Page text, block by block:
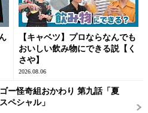
【キャベツ】プロならなんでも
おいしい飲み物にできる説【く
さや】
2026.08.06
ー怪奇組おかわり 第九話「夏
ペシャル」